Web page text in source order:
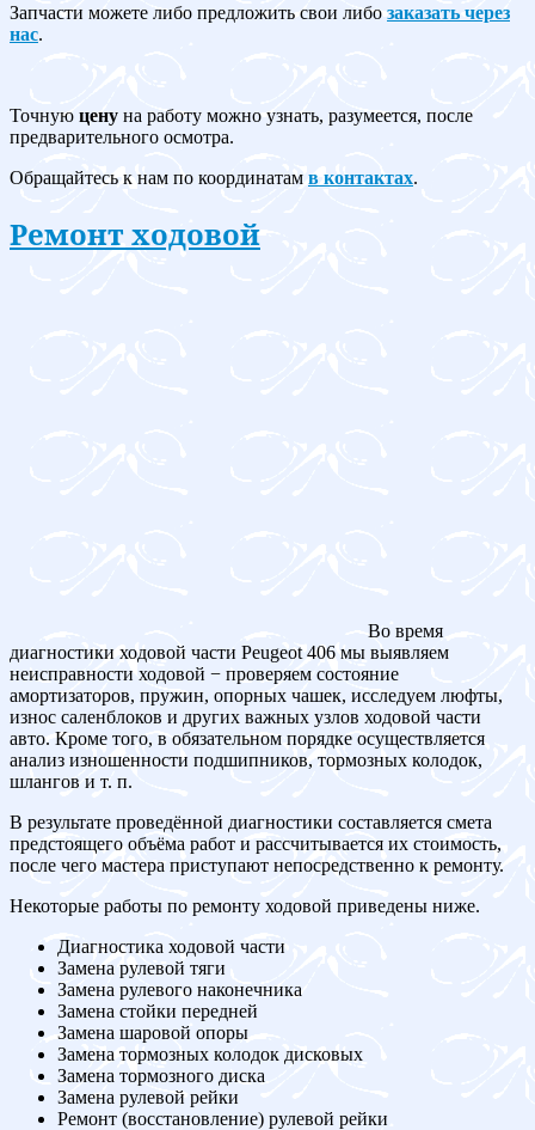
Запчасти можете либо предложить свои либо заказать через
нас.
Точную цену на работу можно узнать, разумеется, после
предварительного осмотра.
Обращайтесь к нам по координатам в контактах.
Ремонт ходовой
Во время
диагностики ходовой части Peugeot 406 мы выявляем
неисправности ходовой − проверяем состояние
амортизаторов, пружин, опорных чашек, исследуем люфты,
износ саленблоков и других важных узлов ходовой части
авто. Кроме того, в обязательном порядке осуществляется
анализ изношенности подшипников, тормозных колодок,
шлангов и т. п.
В результате проведённой диагностики составляется смета
предстоящего объёма работ и рассчитывается их стоимость,
после чего мастера приступают непосредственно к ремонту.
Некоторые работы по ремонту ходовой приведены ниже.
Диагностика ходовой части
Замена рулевой тяги
Замена рулевого наконечника
Замена стойки передней
Замена шаровой опоры
Замена тормозных колодок дисковых
Замена тормозного диска
Замена рулевой рейки
Ремонт (восстановление) рулевой рейки